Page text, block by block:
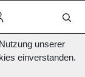
unserer
einverstanden.